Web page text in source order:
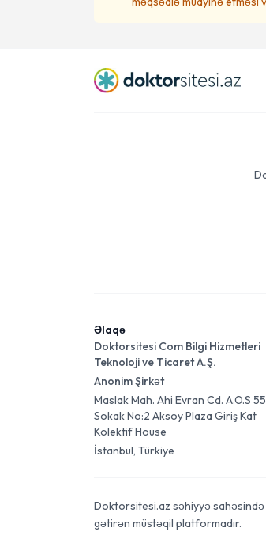
Əlaqə
Doktorsitesi Com Bilgi Hizmetleri
Teknoloji ve Ticaret A.Ş.
Anonim Şirkət
Maslak Mah. Ahi Evran Cd. A.O.S 55
Sokak No:2 Aksoy Plaza Giriş Kat
Kolektif House
İstanbul, Türkiye
Doktorsitesi.az səhiyyə
gətirən müstəqil platformadır.